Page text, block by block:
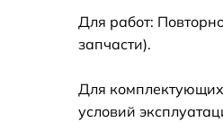
Замена
Ремонт цепи
Для работ:
запчасти).
Для
условий